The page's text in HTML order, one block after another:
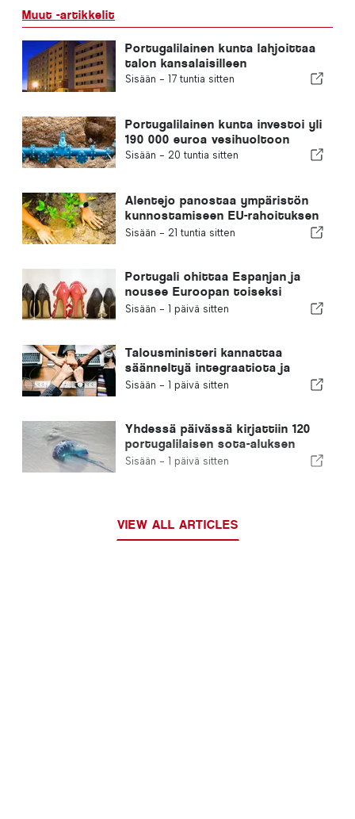
Muut -artikkelit
Portugalilainen kunta lahjoittaa
talon kansalaisilleen
Sisään - 17 tuntia sitten
Portugalilainen kunta investoi yli
190 000 euroa vesihuoltoon
Sisään - 20 tuntia sitten
Alentejo panostaa ympäristön
kunnostamiseen EU-rahoituksen
avulla
Sisään - 21 tuntia sitten
Portugali ohittaa Espanjan ja
nousee Euroopan toiseksi
suurimmaksi jalkineiden
Sisään - 1 päivä sitten
Talousministeri kannattaa
säänneltyä integraatiota ja
takaa maahanmuuttajille
Sisään - 1 päivä sitten
Yhdessä päivässä kirjattiin 120
portugalilaisen sota-aluksen
pistoa
Sisään - 1 päivä sitten
VIEW ALL ARTICLES